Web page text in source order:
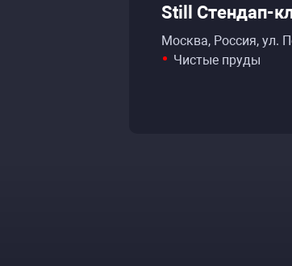
Still Стендап-
Москва, Россия, ул.
Чистые пруды